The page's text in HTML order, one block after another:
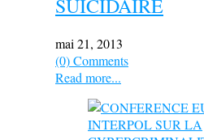
SUICIDAIRE
mai 21, 2013
(0) Comments
Read more...